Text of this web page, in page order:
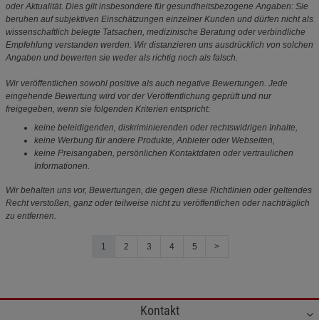
oder Aktualität. Dies gilt insbesondere für gesundheitsbezogene Angaben: Sie
beruhen auf subjektiven Einschätzungen einzelner Kunden und dürfen nicht als
wissenschaftlich belegte Tatsachen, medizinische Beratung oder verbindliche
Empfehlung verstanden werden. Wir distanzieren uns ausdrücklich von solchen
Angaben und bewerten sie weder als richtig noch als falsch.
Wir veröffentlichen sowohl positive als auch negative Bewertungen. Jede
eingehende Bewertung wird vor der Veröffentlichung geprüft und nur
freigegeben, wenn sie folgenden Kriterien entspricht:
keine beleidigenden, diskriminierenden oder rechtswidrigen Inhalte,
keine Werbung für andere Produkte, Anbieter oder Webseiten,
keine Preisangaben, persönlichen Kontaktdaten oder vertraulichen
Informationen.
Wir behalten uns vor, Bewertungen, die gegen diese Richtlinien oder geltendes
Recht verstoßen, ganz oder teilweise nicht zu veröffentlichen oder nachträglich
zu entfernen.
1 2 3 4 5 >
Kontakt